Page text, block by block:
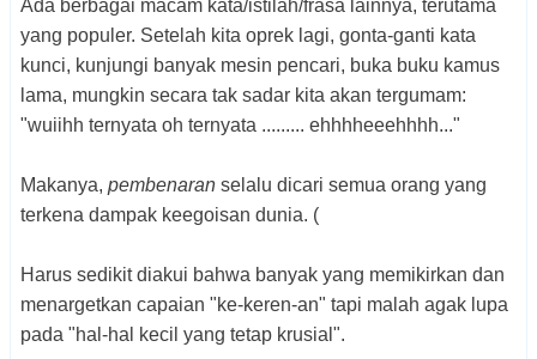
Ada berbagai macam kata/istilah/frasa lainnya, terutama
yang populer. Setelah kita oprek lagi, gonta-ganti kata
kunci, kunjungi banyak mesin pencari, buka buku kamus
lama, mungkin secara tak sadar kita akan tergumam:
"wuiihh ternyata oh ternyata ......... ehhhheeehhhh..."
Makanya, pembenaran selalu dicari semua orang yang
terkena dampak keegoisan dunia. (
Harus sedikit diakui bahwa banyak yang memikirkan dan
menargetkan capaian "ke-keren-an" tapi malah agak lupa
pada "hal-hal kecil yang tetap krusial".